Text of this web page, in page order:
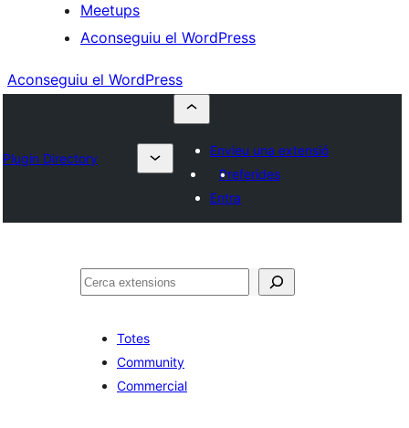
Meetups
Aconseguiu el WordPress
Aconseguiu el WordPress
Plugin Directory
Envieu una extensió
Preferides
Entra
Cerca
Totes
Community
Commercial